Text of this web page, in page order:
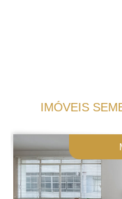
IMÓVEIS